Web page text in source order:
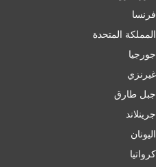
فرنسا
المملكة المتحدة
جورجيا
غيرنزي
جبل طارق
جرينلاند
اليونان
كرواتيا